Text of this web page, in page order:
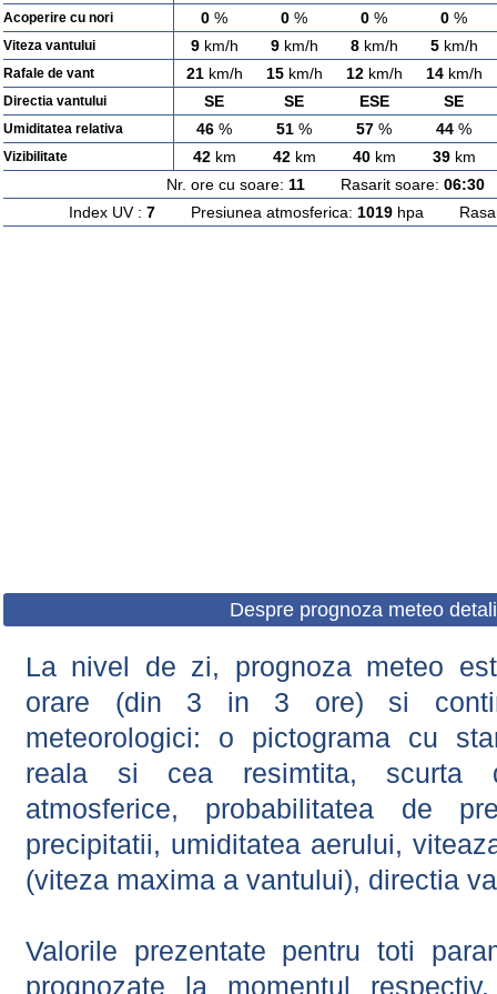
Acoperire cu nori 0 % 0 % 0 % 0 %
Viteza vantului 9km/h 9km/h 8km/h 5km/h
Rafale de vant 21km/h 15km/h 12km/h 14km/h
Directia vantului SE SE ESE SE
Umiditatea relativa 46 % 51 % 57 % 44 %
Vizibilitate 42km 42km 40km 39km
Nr. ore cu soare: 11 Rasarit soare: 06:30
Index UV : 7Presiunea atmosferica: 1019hpa
Despre prognoza meteo
La nivel de zi, prognoza meteo
orare (din 3 in 3 ore) si
meteorologici: o pictograma cu
reala si cea resimtita, scurta
atmosferice, probabilitatea de
precipitatii, umiditatea aerului,
(viteza maxima a vantului), directia
Valorile prezentate pentru toti
prognozate la momentul